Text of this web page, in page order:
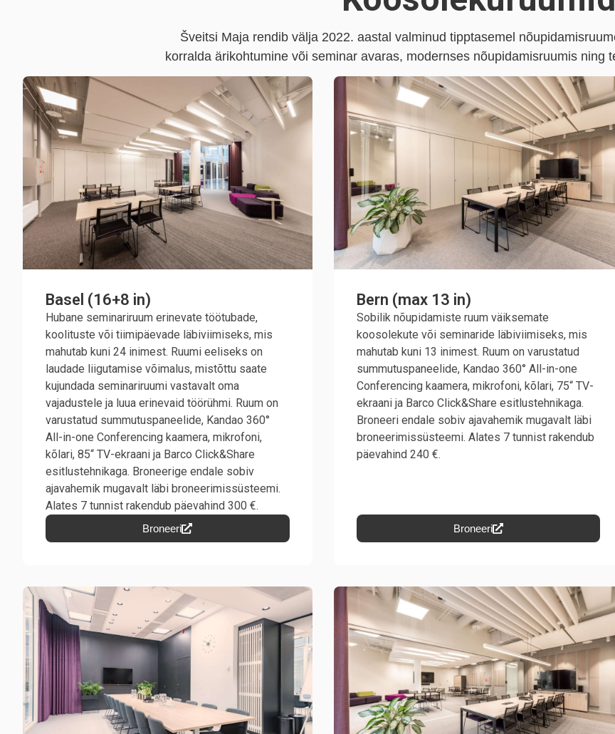
Šveitsi Maja rendib välja 2022. aastal valminud tipptasemel
korralda ärikohtumine või seminar avaras, modernses nõupidamisruumis ning
Basel (16+8 in)
Hubane seminariruum erinevate töötubade,
koolituste või tiimipäevade läbiviimiseks, mis
mahutab kuni 24 inimest. Ruumi eeliseks on
laudade liigutamise võimalus, mistõttu saate
kujundada seminariruumi vastavalt oma
vajadustele ja luua erinevaid töörühmi. Ruum on
varustatud summutuspaneelide, Kandao 360°
All-in-one Conferencing kaamera, mikrofoni,
kõlari, 85“ TV-ekraani ja Barco Click&Share
esitlustehnikaga. Broneerige endale sobiv
ajavahemik mugavalt läbi broneerimissüsteemi.
Alates 7 tunnist rakendub päevahind 300 €.
Broneeri
Bern (max 13 in)
Sobilik nõupidamiste ruum väiksemate
koosolekute või seminaride läbiviimiseks, mis
mahutab kuni 13 inimest. Ruum on varustatud
summutuspaneelide, Kandao 360° All-in-one
Conferencing kaamera, mikrofoni, kõlari, 75“ TV-
ekraani ja Barco Click&Share esitlustehnikaga.
Broneeri endale sobiv ajavahemik mugavalt läbi
broneerimissüsteemi. Alates 7 tunnist rakendub
päevahind 240 €.
Broneeri